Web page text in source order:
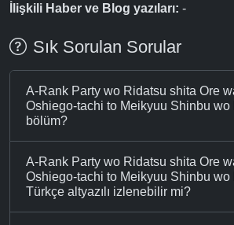
İlişkili Haber ve Blog yazıları: -
Sık Sorulan Sorular
A-Rank Party wo Ridatsu shita Ore
Oshiego-tachi to Meikyuu Shinbu wo
bölüm?
A-Rank Party wo Ridatsu shita Ore
Oshiego-tachi to Meikyuu Shinbu wo
Türkçe altyazılı izlenebilir mi?